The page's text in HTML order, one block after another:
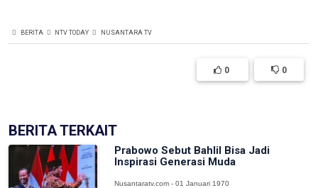
BERITA NTV TODAY NUSANTARA TV
0 0
BERITA TERKAIT
Prabowo Sebut Bahlil Bisa Jadi
Inspirasi Generasi Muda
Nusantaratv.com - 01 Januari 1970